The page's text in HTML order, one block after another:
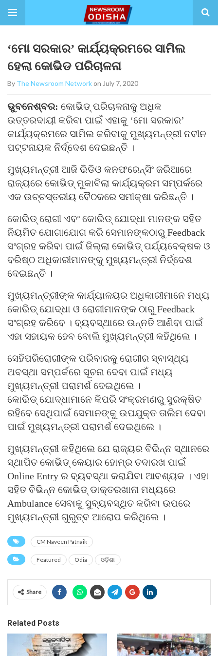
‘ମୋ ସରକାର’ କାର୍ଯ୍ୟକ୍ରମରେ ସାମିଲ
ହେଲା କୋଭିଡ ପରିଚାଳନା
By The Newsroom Networkon July 7, 2020
ଭୁବନେଶ୍ବର: କୋଭିଡ୍ ପରିଚାଳନାକୁ ଅଧିକ
ଉତ୍ତରଦାୟୀ କରିବା ପାଇଁ ଏହାକୁ ‘ମୋ ସରକାର’
କାର୍ଯ୍ୟକ୍ରମରେ ସାମିଲ କରିବାକୁ ମୁଖ୍ୟମନ୍ତ୍ରୀ ନବୀନ
ପଟ୍ଟନାୟକ ନିର୍ଦ୍ଦେଶ ଦେଇଛନ୍ତି ।
ମୁଖ୍ୟମନ୍ତ୍ରୀ ଆଜି ଭିଡିଓ କନଫରେନ୍ସିଂ ଜରିଆରେ
ରାଜ୍ୟରେ କୋଭିଡ୍ ମୁକାବିଲା କାର୍ଯ୍ୟକ୍ରମ ସମ୍ପର୍କରେ
ଏକ ଉଚ୍ଚସ୍ତରୀୟ ବୈଠକରେ ସମୀକ୍ଷା କରିଛନ୍ତି ।
କୋଭିଡ୍ ରୋଗୀ ଏବଂ କୋଭିଡ୍ ଯୋଦ୍ଧା ମାନଙ୍କ ସହିତ
ନିୟମିତ ଯୋଗାଯୋଗ କରି ସେମାନଙ୍କଠାରୁ Feedback
ସଂଗ୍ରହ କରିବା ପାଇଁ ଜିଲ୍ଲା କୋଭିଡ୍ ପର୍ଯ୍ୟବେକ୍ଷକ ଓ
ବରିଷ୍ଠ ଅଧିକାରୀମାନଙ୍କୁ ମୁଖ୍ୟମନ୍ତ୍ରୀ ନିର୍ଦ୍ଦେଶ
ଦେଇଛନ୍ତି ।
ମୁଖ୍ୟମନ୍ତ୍ରୀଙ୍କ କାର୍ଯ୍ୟାଳୟର ଅଧିକାରୀମାନେ ମଧ୍ୟ
କୋଭିଡ୍ ଯୋଦ୍ଧା ଓ ରୋଗୀମାନଙ୍କ ଠାରୁ Feedback
ସଂଗ୍ରହ କରିବେ । ବ୍ୟବସ୍ଥାରେ ଉନ୍ନତି ଆଣିବା ପାଇଁ
ଏହା ସହାୟକ ହେବ ବୋଲି ମୁଖ୍ୟମନ୍ତ୍ରୀ କହିଥିଲେ ।
ସେହିପରିରୋଗୀଙ୍କ ପରିବାରକୁ ରୋଗୀର ସ୍ବାସ୍ଥ୍ୟ
ଅବସ୍ଥା ସମ୍ପର୍କରେ ସୂଚନା ଦେବା ପାଇଁ ମଧ୍ୟ
ମୁଖ୍ୟମନ୍ତ୍ରୀ ପରାମର୍ଶ ଦେଇଥିଲେ ।
କୋଭିଡ୍ ଯୋଦ୍ଧାମାନେ କିପରି ସଂକ୍ରମଣରୁ ସୁରକ୍ଷିତ
ରହିବେ ସେଥିପାଇଁ ସେମାନଙ୍କୁ ଉପଯୁକ୍ତ ତାଲିମ ଦେବା
ପାଇଁ ମୁଖ୍ୟମନ୍ତ୍ରୀ ପରାମର୍ଶ ଦେଇଥିଲେ ।
ମୁଖ୍ୟମନ୍ତ୍ରୀ କହିଥିଲେ ଯେ ରାଜ୍ୟର ବିଭିନ୍ନ ସ୍ଥାନରେ
ସ୍ଥାପିତ କୋଭିଡ୍ କେୟାର ହୋମ୍ର ତଦାରଖ ପାଇଁ
Online Entry ର ବ୍ୟବସ୍ଥା କରାଯିବା ଆବଶ୍ୟକ । ଏହା
ସହିତ ବିଭିନ୍ନ କୋଭିଡ୍ ଡାକ୍ତରଖାନା ମଧ୍ୟରେ
Ambulance ସେବାକୁ ସୁବ୍ୟବସ୍ଥିତ କରିବା ଉପରେ
ମୁଖ୍ୟମନ୍ତ୍ରୀ ଗୁରୁତ୍ବ ଆରୋପ କରିଥିଲେ ।
CM Naveen Patnaik
Featured Odia ଓଡ଼ିଶା
Share
Related Posts